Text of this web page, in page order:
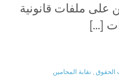
على ملفات قانونية
[…]
الحقوق نقابة المحامين